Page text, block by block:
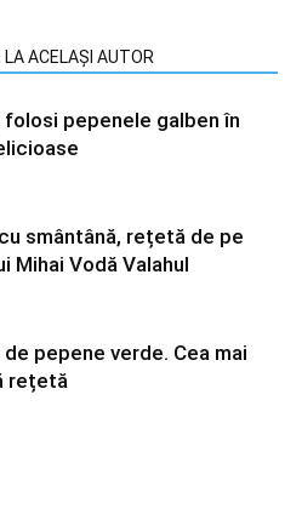
LA ACELAȘI AUTOR
folosi pepenele galben în
smântână, rețetă de pe
Mihai Vodă Valahul
pepene verde. Cea mai
rețetă